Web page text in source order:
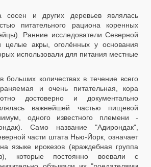
сосен и других деревьев являлась
питательного рациона коренных
Ранние исследователи Северной
целые акры, оголённых у основания
использовали для питания местные
больших количествах в течение всего
и очень питательная, кора
достоверно и документально
важнейшей частью пищевой
одного известного племени -
Само название "Адирондак",
части штата Нью-Йорк, означает
языке ирокезов (враждебная группа
которые постоянно воевали с